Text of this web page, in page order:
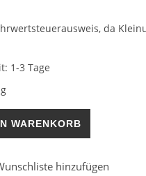
da
1-3 Tage
Grau 8mm Menge
WARENKORB